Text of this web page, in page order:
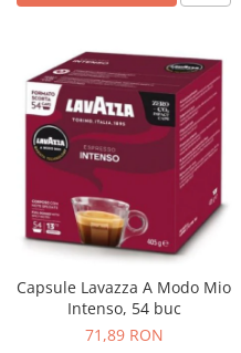
Capsule Lavazza A Modo Mio
Intenso, 54 buc
71,89 RON